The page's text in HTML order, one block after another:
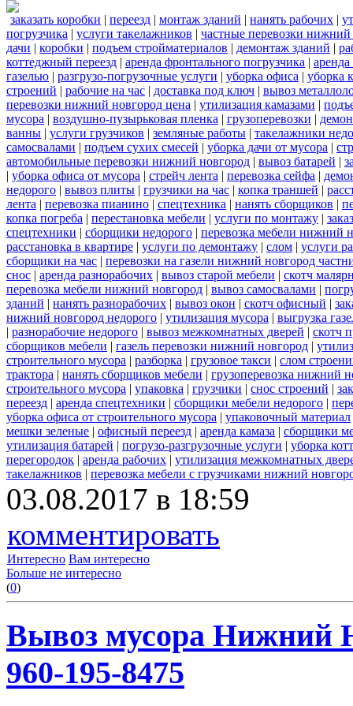
заказать коробки | переезд | монтаж зданий | нанять рабочих |
погрузчика | услуги такелажников | частные перевозки нижний
дачи | коробки | подъем стройматериалов | демонтаж зданий |
коттеджный переезд | аренда фронтального погрузчика |
газелью | разгрузо-погрузочные услуги | уборка офиса | уборка
строений | рабочие на час | доставка под ключ | вывоз
перевозки нижний новгород цена | утилизация камазами |
мусора | воздушно-пузырьковая пленка | грузоперевозки |
ванны | услуги грузчиков | земляные работы | такелажники
самосвалами | подъем сухих смесей | уборка дачи от мусора |
автомобильные перевозки нижний новгород | вывоз батарей |
| уборка офиса от мусора | стрейч лента | перевозка сейфа |
недорого | вывоз плиты | грузчики на час | копка траншей |
лента | перевозка пианино | спецтехника | нанять сборщиков |
копка погреба | перестановка мебели | услуги по монтажу |
спецтехники | сборщики недорого | перевозка мебели нижний
расстановка в квартире | услуги по демонтажу | слом | услуги
сборщики на час | перевозки на газели нижний новгород
снос | аренда разнорабочих | вывоз старой мебели | скотч
перевозка мебели нижний новгород | вывоз самосвалами |
зданий | нанять разнорабочих | вывоз окон | скотч офисный |
нижний новгород недорого | утилизация мусора | выгрузка
| разнорабочие недорого | вывоз межкомнатных дверей | скотч
сборщиков мебели | газель перевозки нижний новгород |
строительного мусора | разборка | грузовое такси | слом
трактора | нанять сборщиков мебели | грузоперевозка нижний
строительного мусора | упаковка | грузчики | снос строений |
переезд | аренда спецтехники | сборщики мебели недорого |
уборка офиса от строительного мусора | упаковочный материал
мешки зеленые | офисный переезд | аренда камаза | сборщики
утилизация батарей | погрузо-разгрузочные услуги | уборка
перегородок | аренда рабочих | утилизация межкомнатных
такелажников | перевозка мебели с грузчиками нижний
03.08.2017 в 18:59
комментировать
Интересно Вам интересно
Больше не интересно
(0)
Вывоз мусора Нижний
960-195-8475